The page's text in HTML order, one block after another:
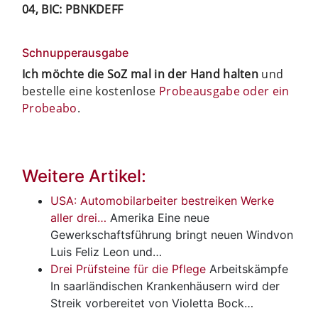
04, BIC: PBNKDEFF
Schnupperausgabe
Ich möchte die SoZ mal in der Hand halten und
bestelle eine kostenlose Probeausgabe oder ein
Probeabo.
Weitere Artikel:
USA: Automobilarbeiter bestreiken Werke
aller drei… Amerika Eine neue
Gewerkschaftsführung bringt neuen Windvon
Luis Feliz Leon und…
Drei Prüfsteine für die Pflege Arbeitskämpfe
In saarländischen Krankenhäusern wird der
Streik vorbereitet von Violetta Bock…